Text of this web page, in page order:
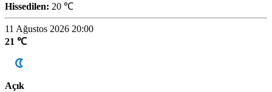
Hissedilen: 20 ℃
11 Ağustos 2026 20:00
21 ℃
Açık